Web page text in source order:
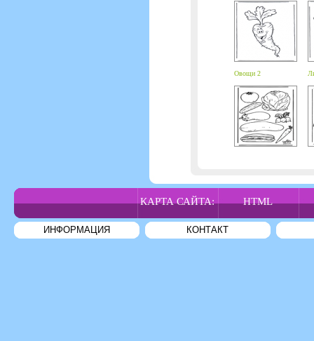
Овощи 2
КАРТА САЙТА: HTML
ИНФОРМАЦИЯ КОНТАКТ